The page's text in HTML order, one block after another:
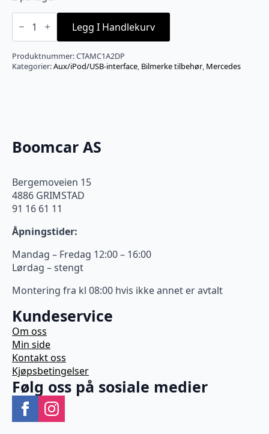
CONNECTS2
BT
adapter
-
MB
(2007
Legg I Handlekurv
Produktnummer:CTAMC1A2DP
Kategorier:Aux/iPod/USB-interface, Bilmerke tilbehør, Mercedes
Boomcar AS
Bergemoveien 15
4886 GRIMSTAD
91 16 61 11
Åpningstider:
Mandag – Fredag 12:00 – 16:00
Lørdag – stengt
Montering fra kl 08:00 hvis ikke annet er avtalt
Kundeservice
Om oss
Min side
Kontakt oss
Kjøpsbetingelser
Følg oss på sosiale medier